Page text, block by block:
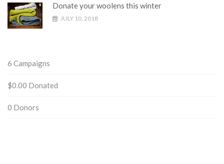
Donate your woolens this winter
JULY 10, 2018
6 Campaigns
$0.00 Donated
0 Donors